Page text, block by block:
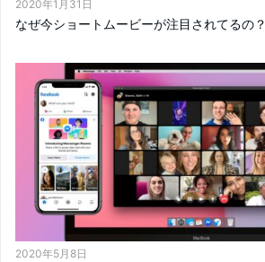
2020年1月31日
なぜ今ショートムービーが注目されてるの？
2020年5月8日